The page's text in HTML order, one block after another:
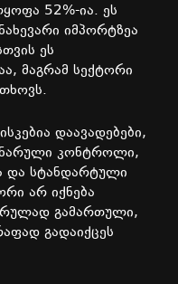
52%-ია. ეს
იმპორტზეა
ეს
, მაგრამ სექტორი
.
დაავადებები,
კონტროლი,
და სტანდარტული
არ იქნება
გამართული,
გადაიქცეს